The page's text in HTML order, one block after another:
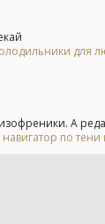
для
А
по